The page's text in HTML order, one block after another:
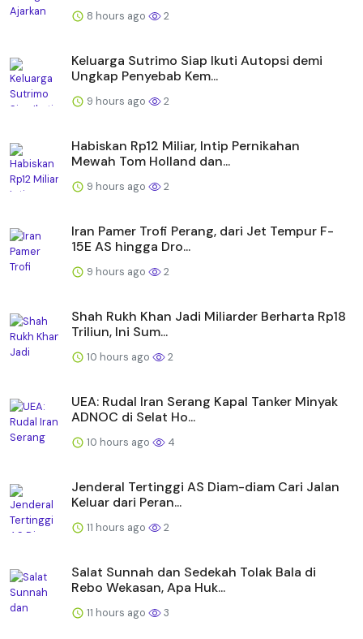
8 hours ago 2
Keluarga Sutrimo Siap Ikuti Autopsi demi
Ungkap Penyebab Kem...
9 hours ago 2
Habiskan Rp12 Miliar, Intip Pernikahan
Mewah Tom Holland dan...
9 hours ago 2
Iran Pamer Trofi Perang, dari Jet Tempur F-
15E AS hingga Dro...
9 hours ago 2
Shah Rukh Khan Jadi Miliarder Berharta Rp18
Triliun, Ini Sum...
10 hours ago 2
UEA: Rudal Iran Serang Kapal Tanker Minyak
ADNOC di Selat Ho...
10 hours ago 4
Jenderal Tertinggi AS Diam-diam Cari Jalan
Keluar dari Peran...
11 hours ago 2
Salat Sunnah dan Sedekah Tolak Bala di
Rebo Wekasan, Apa Huk...
11 hours ago 3